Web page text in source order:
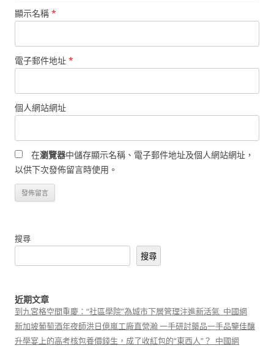
顯示名稱 *
電子郵件地址 *
個人網站網址
在瀏覽器中儲存顯示名稱、電子郵件地址及個人網站網址，
以供下次發佈留言時使用。
搜尋
搜尋
近期文章
到九宮格空間重慶：“社區學院”為城市下層管理注進新活氣_中國網
新加坡葡萄酒年夜師洪日億嵐工廠直營瀚 一手研討藥品一手品鑒佳釀
升學宴上的高考核包養價錢生，成了收紅包的“東西人”？_中國網